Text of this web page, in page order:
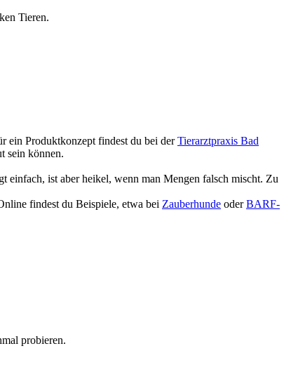
Tieren.
ein Produktkonzept findest du bei derTierarztpraxis Bad
sein können.
einfach, ist aber heikel, wenn man Mengen falsch mischt. Zu
findest du Beispiele, etwa bei Zauberhunde oderBARF-
probieren.